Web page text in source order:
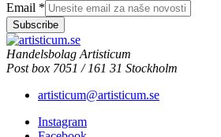
Email *
Subscribe
Handelsbolag Artisticum
Post box 7051 / 161 31 Stockholm
artisticum@artisticum.se
Instagram